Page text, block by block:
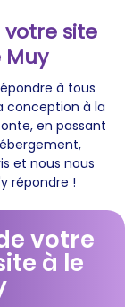
site
Muy
à tous
conception à la
en passant
et nous nous
répondre !
votre
à le